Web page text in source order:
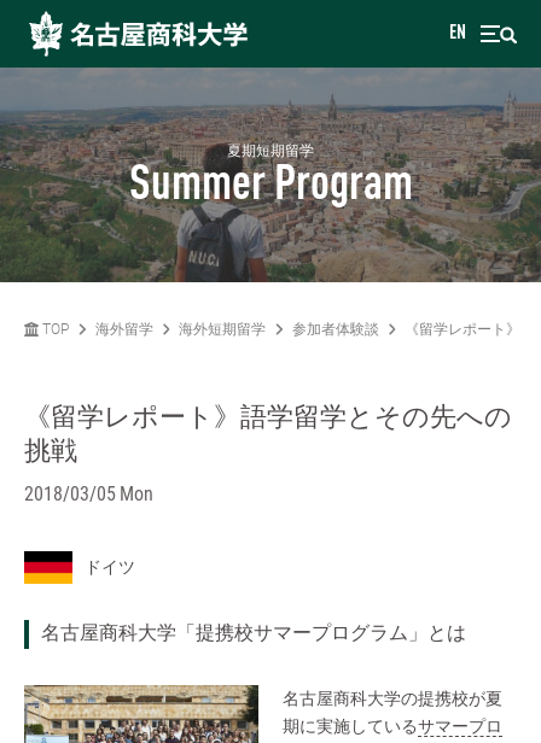
EN
夏期短期留学
Summer Program
TOP 海外留学 海外短期留学 参加者体験談 《留学レポート》
《留学レポート》語学留学とその先への
挑戦
2018/03/05 Mon
ドイツ
名古屋商科大学「提携校サマープログラム」とは
名古屋商科大学の提携校が夏
期に実施しているサマープロ